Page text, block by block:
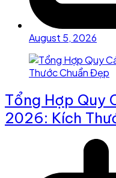
August 5, 2026
Tổng Hợp Quy
2026: Kích